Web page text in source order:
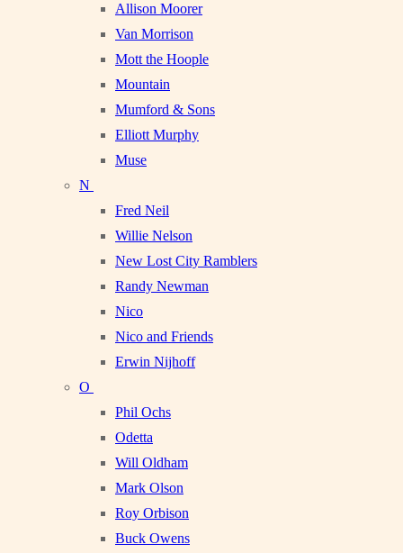
Allison Moorer
Van Morrison
Mott the Hoople
Mountain
Mumford & Sons
Elliott Murphy
Muse
N
Fred Neil
Willie Nelson
New Lost City Ramblers
Randy Newman
Nico
Nico and Friends
Erwin Nijhoff
O
Phil Ochs
Odetta
Will Oldham
Mark Olson
Roy Orbison
Buck Owens